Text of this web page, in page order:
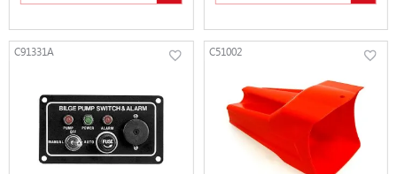
C91331A C51002